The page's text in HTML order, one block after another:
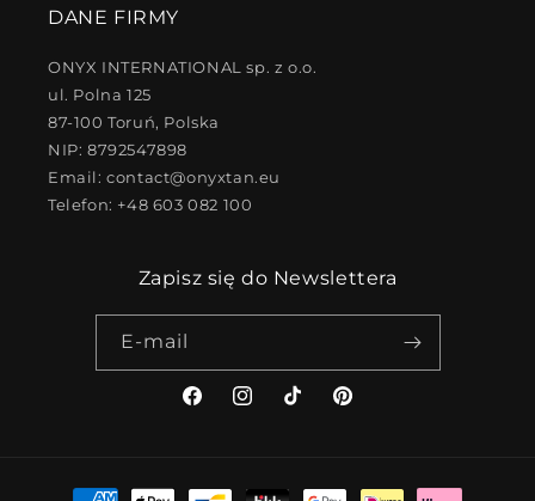
DANE FIRMY
ONYX INTERNATIONAL sp. z o.o.
ul. Polna 125
87-100 Toruń, Polska
NIP: 8792547898
Email: contact@onyxtan.eu
Telefon: +48 603 082 100
Zapisz się do Newslettera
E-mail
FacebookInstagramTikTokPinterest
Metody